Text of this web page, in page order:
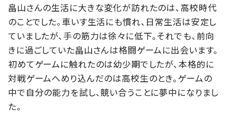
畠山さんの生活に大きな変化が訪れたのは、高校時代
のことでした。車いす生活にも慣れ、日常生活は安定し
ていましたが、手の筋力は徐々に低下。それでも、前向
きに過ごしていた畠山さんは格闘ゲームに出会います。
初めてゲームに触れたのは幼少期でしたが、本格的に
対戦ゲームへめり込んだのは高校生のとき。ゲームの
中で自分の能力を試し、競い合うことに夢中になりまし
た。